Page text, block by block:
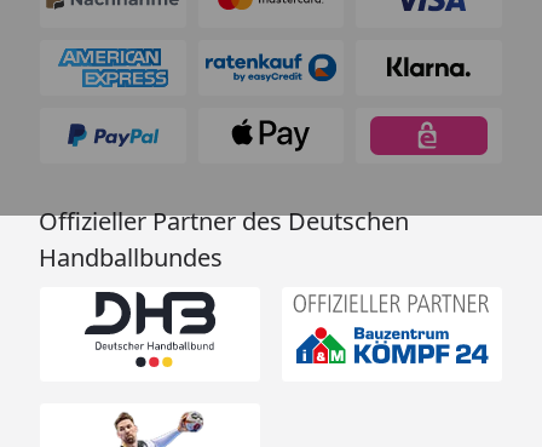
Offizieller Partner des Deutschen
Handballbundes